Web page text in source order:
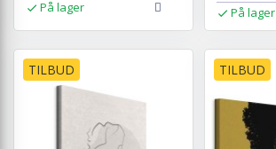
På lager På lager
TILBUD TILBUD